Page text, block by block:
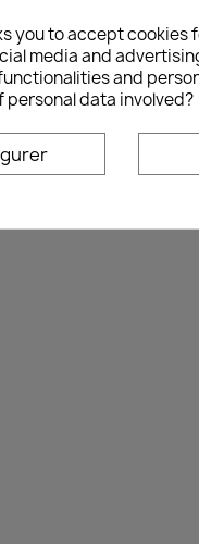
1-1 de 1 article(s)
you to accept
media and
and
personal data involved?